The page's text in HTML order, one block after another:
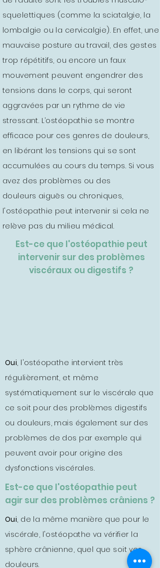
squelettiques (comme la sciatalgie, la
lombalgie ou la cervicalgie). En effet, une
mauvaise posture au travail, des gestes
trop répétitifs, ou encore un faux
mouvement peuvent engendrer des
tensions dans le corps, qui seront
aggravées par un rythme de vie
stressant. L’ostéopathie se montre
efficace pour ces genres de douleurs,
en libérant les tensions qui se sont
accumulées au cours du temps. Si vous
avez des problèmes ou des
douleurs aiguës ou chroniques,
l'ostéopathie peut intervenir si cela ne
relève pas du milieu médical.
Est-ce que l'ostéopathie peut
intervenir sur des problèmes
viscéraux ou digestifs ?
Oui, l'ostéopathe intervient très
régulièrement, et même
systématiquement sur le viscérale que
ce soit pour des problèmes digestifs
ou douleurs, mais également sur des
problèmes de dos par exemple qui
peuvent avoir pour origine des
dysfonctions viscérales.
Est-ce que l'ostéopathie peut
agir sur des problèmes crâniens ?
Oui, de la même manière que pour le
viscérale, l'ostéopathe va vérifier la
sphère crânienne, quel que soit vos
douleurs.